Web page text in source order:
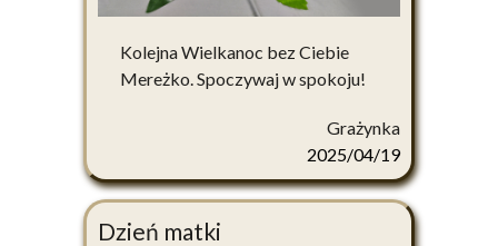
Kolejna Wielkanoc bez Ciebie
Mereżko. Spoczywaj w spokoju!
Grażynka
2025/04/19
Dzień matki